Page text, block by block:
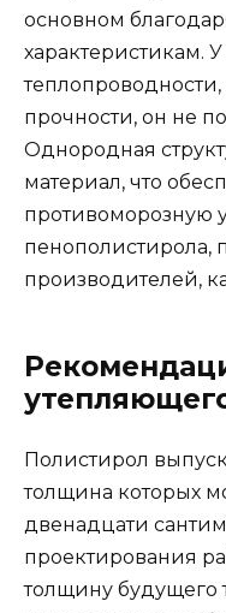
основном
характеристикам.
прочности, он не
Однородная
материал, что
противоморозную
пенополистирола,
производителей,
Полистирол
толщина которых
двенадцати
проектирования
толщину будущего